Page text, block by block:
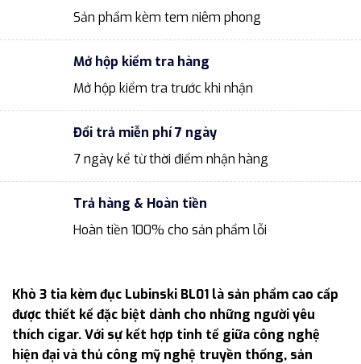
Sản phẩm kèm tem niêm phong
Mở hộp kiểm tra hàng
Mở hộp kiểm tra trước khi nhận
Đổi trả miễn phí 7 ngày
7 ngày kể từ thời điểm nhận hàng
Trả hàng & Hoàn tiền
Hoàn tiền 100% cho sản phẩm lỗi
Khò 3 tia kèm đục Lubinski BL01 là sản phẩm cao cấp
được thiết kế đặc biệt dành cho những người yêu
thích cigar. Với sự kết hợp tinh tế giữa công nghệ
hiện đại và thủ công mỹ nghệ truyền thống, sản